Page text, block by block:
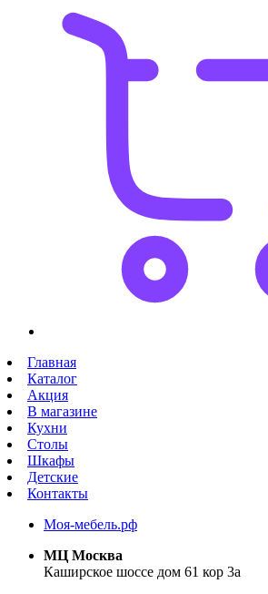
Главная
Каталог
Акция
В магазине
Кухни
Столы
Шкафы
Детские
Контакты
Моя-мебель.рф
МЦ Москва
Каширское шоссе дом 61 кор 3а